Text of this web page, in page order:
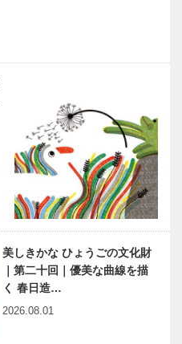
美しきかな ひょうごの文化財
｜第二十回｜優美な曲線を描
く 春日造…
2026.08.01